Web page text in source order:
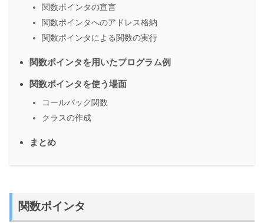
関数ポインタの宣言
関数ポインタへのアドレス格納
関数ポインタによる関数の実行
関数ポインタを用いたプログラム例
関数ポインタを使う場面
コールバック関数
クラスの作成
まとめ
関数ポインタ